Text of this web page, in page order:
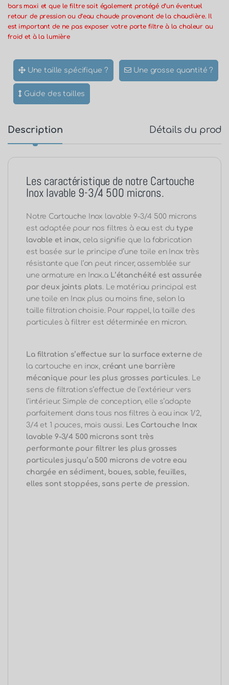
bars maxi et que le filtre soit également protégé d’un éventuel
retour de pression ou d’eau chaude provenant de la chaudière. Il
est important de ne pas exposer votre porte filtre à la chaleur au
froid et à la lumière
Une taille spécifique ? Une grosse quantité ?
Guide des tailles
Description Détails du
Les caractéristique de notre Cartouche
Inox lavable 9-3/4 500 microns.
Notre Cartouche Inox lavable 9-3/4 500 microns
est adaptée pour nos filtres à eau est dutype
lavable et inox, cela signifie que la fabrication
est basée sur le principe d’une toile en Inox très
résistante que l’on peut rincer, assemblée sur
une armature en Inox.a L’étanchéité est assurée
par deux joints plats. Le matériau principal est
une toile en Inox plus ou moins fine, selon la
taille filtration choisie. Pour rappel, la taille des
particules à filtrer est déterminée en micron.
La filtration s’effectue sur la surface externe de
la cartouche en inox, créant une barrière
mécanique pour les plus grosses particules. Le
sens de filtration s’effectue de l’extérieur vers
l’intérieur. Simple de conception, elle s’adapte
parfaitement dans tous nos filtres à eau inox 1/2,
3/4 et 1 pouces, mais aussi. Les Cartouche Inox
lavable 9-3/4 500 microns sont très
performante pour filtrer les plus grosses
particules jusqu’a 500microns de votre eau
chargée en sédiment, boues, sable, feuilles,
elles sont stoppées, sans perte de pression.